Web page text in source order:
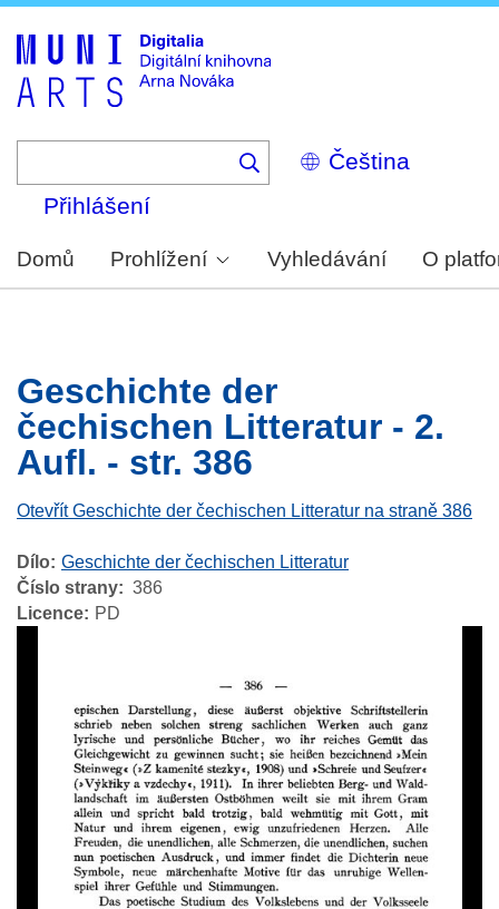
Select
your
Přihlášení
Domů Prohlížení Vyhledávání O
Geschichte der
čechischen Litteratur - 2.
Aufl. - str. 386
Otevřít Geschichte der čechischen Litteratur na straně 386
Dílo Geschichte der čechischen Litteratur
Číslo strany
386
Licence
PD